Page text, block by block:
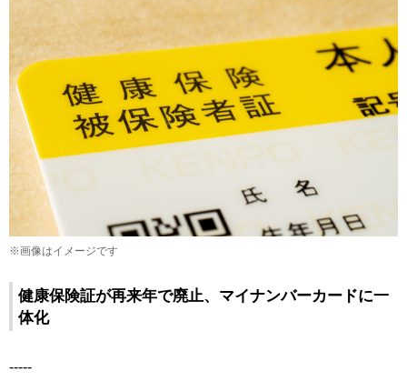
※画像はイメージです
健康保険証が再来年で廃止、マイナンバーカードに一
体化
-----